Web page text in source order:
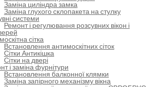
Заміна циліндра замка
Заміна глухого склопакета на стулку
системи
Ремонт і регулювання розсувних вікон і
сітка
Встановлення антимоскітних сіток
Сітки Антикішка
Сітки на двері
і заміна фурнітури
Встановлення балконної клямки
Заміна запірного механізму вікна